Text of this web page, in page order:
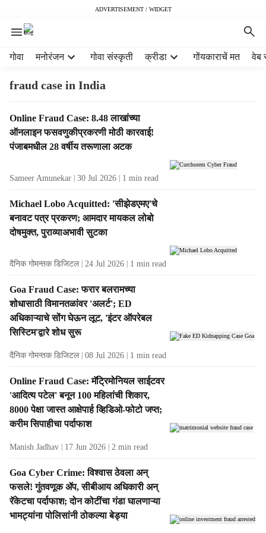
ADVERTISEMENT / WIDGET
गोवा मनोरंजन गोवा संस्कृती क्रीडा गोंयकाराचें मत वेब
fraud case in India
T
a
g
s
l
t
s
Online Fraud Case: 8.48 लाखांच्या
ऑनलाइन फसवणुकीप्रकरणी मोठी कारवाई!
पंजाबमधील 28 वर्षीय तरूणाला अटक
Sameer Amunekar 30 Jul 2026 1 min read
Michael Lobo Acquitted: 'सीझेडएमए'चे
बनावट पत्र प्रकरण; आमदार मायकल लोबो
दोषमुक्त, पुराव्याअभावी सुटका
दैनिक गोमन्तक डिजिटल 24 Jul 2026 1 min read
Goa Fraud Case: फरार बलरामच्या
शोधासाठी विमानतळांवर 'अलर्ट'; ED
अधिकाऱ्याचे सोंग घेऊन लूट, 'इंटर ऑपरेबल
सिस्टिम'द्वारे शोध सुरू
दैनिक गोमन्तक डिजिटल 08 Jul 2026 1 min read
Online Fraud Case: मॅट्रिमोनियल साईटवर
'आदित्य पटेल' बनून 100 महिलांची शिकार,
8000 पेक्षा जास्त आक्षेपार्ह व्हिडिओ-फोटो जप्त;
करीम सिपाहीचा पर्दाफाश
Manish Jadhav 17 Jun 2026 2 min read
Goa Cyber Crime: विश्वास ठेवला अन्‌
फसले! गुंतवणूक ॲप, सीबीआय अधिकारी अन्
रॅकेटचा पर्दाफाश; दोन कोटींचा गंडा घालणाऱ्या
भामट्यांना पोलिसांनी ठोकल्या बेड्या